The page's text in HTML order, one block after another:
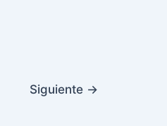
Siguiente →